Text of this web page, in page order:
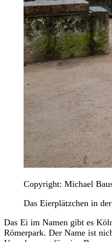
Copyright: Michael
Das Eierplätzchen in
Das Ei im Namen gibt es
Römerpark. Der Name ist